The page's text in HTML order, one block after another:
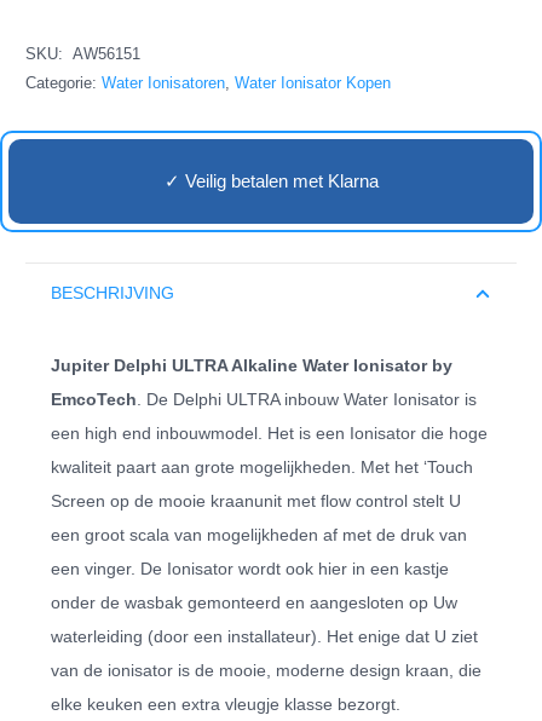
SKU:
AW56151
Categorie: Water Ionisatoren Water Ionisator Kopen
✓ Veilig betalen met Klarna
BESCHRIJVING
Jupiter Delphi ULTRA Alkaline Water Ionisator by
EmcoTech . De Delphi ULTRA inbouw Water Ionisator is
een high end inbouwmodel. Het is een Ionisator die hoge
kwaliteit paart aan grote mogelijkheden. Met het ‘Touch
Screen op de mooie kraanunit met flow control stelt U
een groot scala van mogelijkheden af met de druk van
een vinger. De Ionisator wordt ook hier in een kastje
onder de wasbak gemonteerd en aangesloten op Uw
waterleiding (door een installateur). Het enige dat U ziet
van de ionisator is de mooie, moderne design kraan, die
elke keuken een extra vleugje klasse bezorgt.